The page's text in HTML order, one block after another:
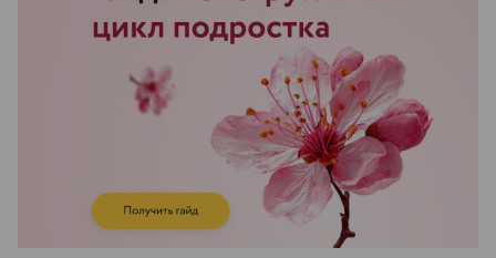
ЭФФЕКТИВНАЯ РЕКЛАМА НА САЙТЕ